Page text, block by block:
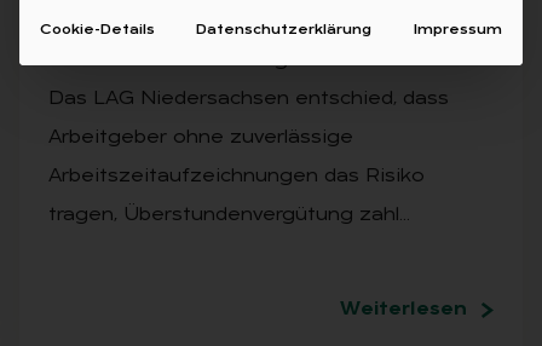
Das LAG Niedersachsen entschied, dass
Arbeitgeber ohne zuverlässige
Arbeitszeitaufzeichnungen das Risiko
tragen, Überstundenvergütung zahl…
Weiterlesen
Cookie-Details Datenschutzerklärung Impressum